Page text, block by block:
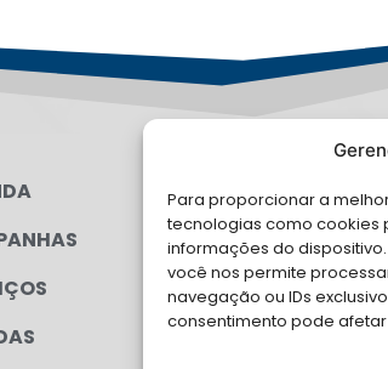
Para proporcionar a
tecnologias como
informações do
você nos permite
navegação ou IDs
consentimento pode
LGPD
FALE CONOSCO
Solicite Apoio Institucional
para o seu evento